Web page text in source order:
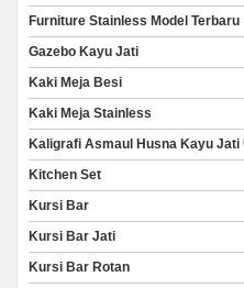
Furniture Stainless Model Terbaru
Gazebo Kayu Jati
Kaki Meja Besi
Kaki Meja Stainless
Kaligrafi Asmaul Husna Kayu Jati
Kitchen Set
Kursi Bar
Kursi Bar Jati
Kursi Bar Rotan